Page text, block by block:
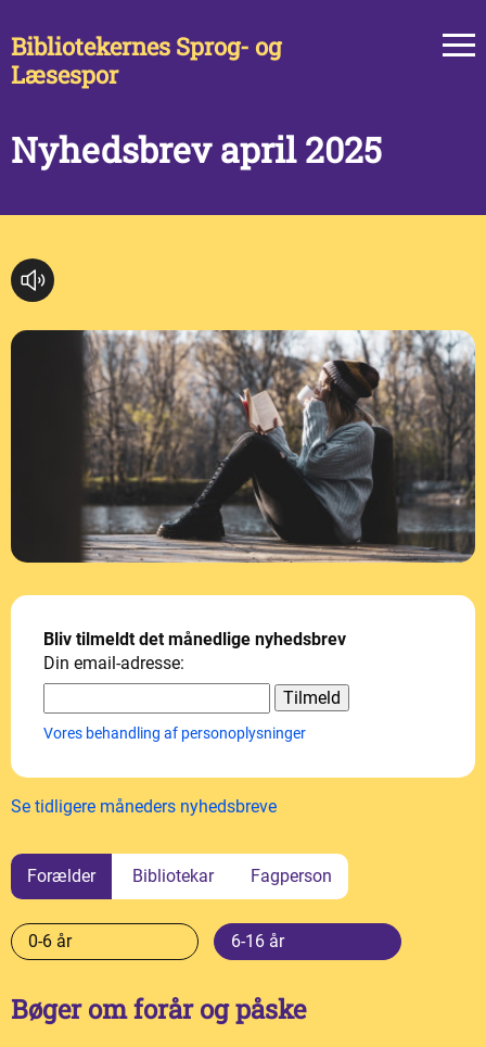
Bibliotekernes Sprog- og
Læsespor
Nyhedsbrev april 2025
Bliv tilmeldt det månedlige nyhedsbrev
Din email-adresse:
Vores behandling af personoplysninger
Se tidligere måneders nyhedsbreve
Forælder Bibliotekar Fagperson
0-6 år 6-16 år
Bøger om forår og påske